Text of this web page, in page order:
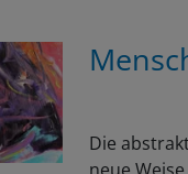
Die
neue